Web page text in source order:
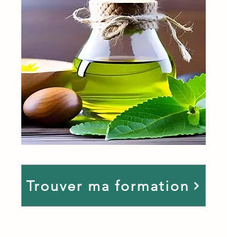
Trouver ma formation